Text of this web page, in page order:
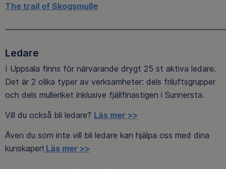
The trail of Skogsmulle
Ledare
I Uppsala finns för närvarande drygt 25 st aktiva ledare.
Det är 2 olika typer av verksamheter: dels friluftsgrupper
och dels mulleriket inklusive fjällfinastigen i Sunnersta.
Vill du också bli ledare? Läs mer >>
Även du som inte vill bli ledare kan hjälpa oss med dina
kunskaper! Läs mer >>